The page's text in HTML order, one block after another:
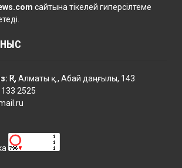
сайтына тікелей гиперсілтеме
ҚР, Алматы қ., Абай даңғылы, 143
2525